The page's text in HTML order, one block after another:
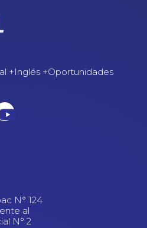
+Inglés +Oportunidades
N° 124
al
N° 2